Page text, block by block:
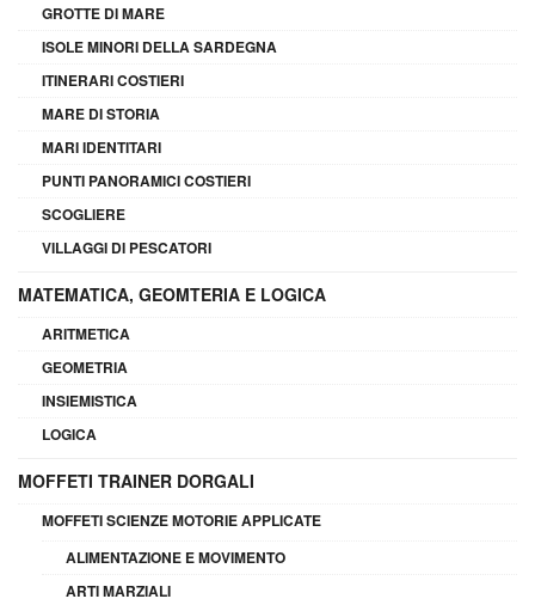
GROTTE DI MARE
ISOLE MINORI DELLA SARDEGNA
ITINERARI COSTIERI
MARE DI STORIA
MARI IDENTITARI
PUNTI PANORAMICI COSTIERI
SCOGLIERE
VILLAGGI DI PESCATORI
MATEMATICA, GEOMTERIA E LOGICA
ARITMETICA
GEOMETRIA
INSIEMISTICA
LOGICA
MOFFETI TRAINER DORGALI
MOFFETI SCIENZE MOTORIE APPLICATE
ALIMENTAZIONE E MOVIMENTO
ARTI MARZIALI